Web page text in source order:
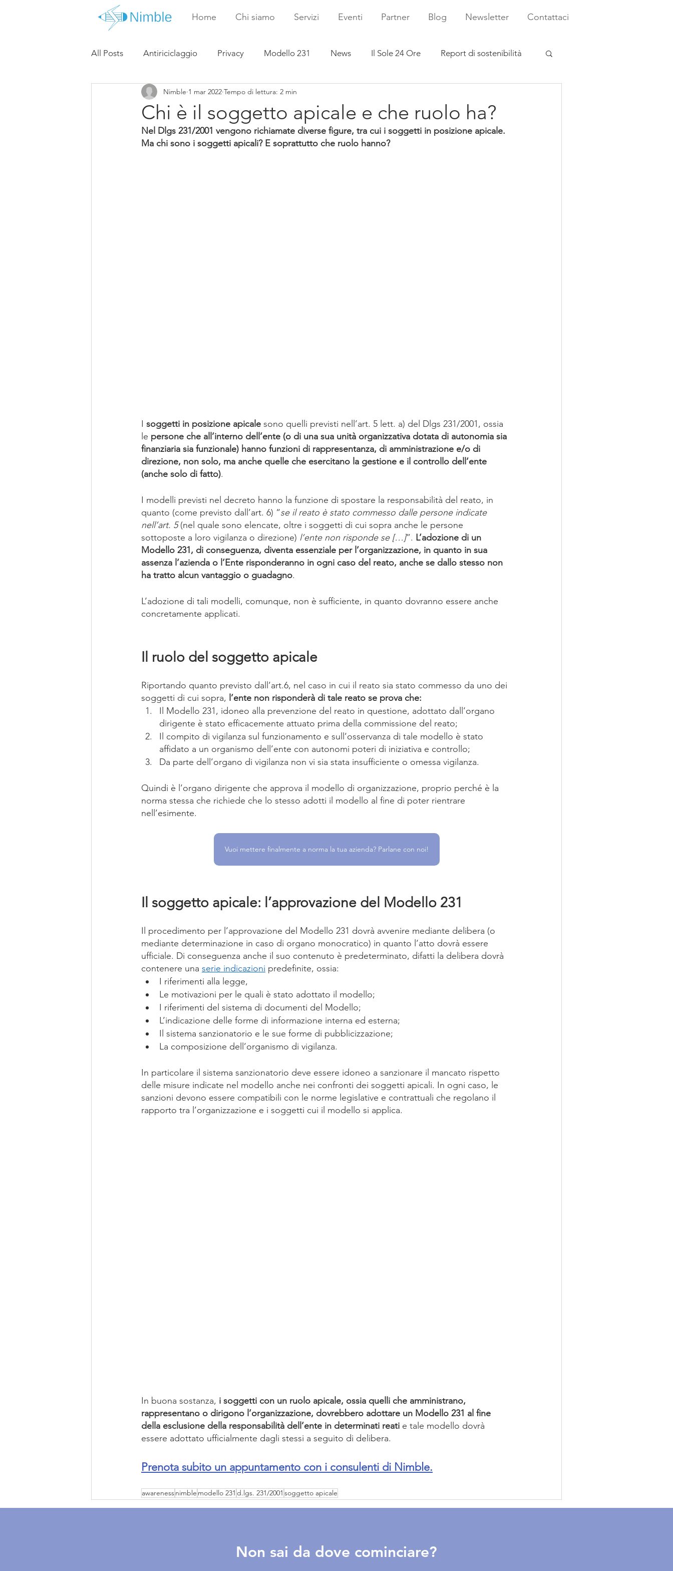
Home Chi siamo Servizi Eventi Partner Blog Newsletter Contattaci
All Posts Antiriciclaggio Privacy Modello 231 News Il Sole 24 Ore Report di sostenibilità
Chi è il soggetto apicale e che ruolo ha?
Nimble 1 mar 2022 Tempo di lettura: 2 min
Nel Dlgs 231/2001 vengono richiamate diverse figure, tra cui i soggetti in posizione apicale.
Ma chi sono i soggetti apicali? E soprattutto che ruolo hanno?
I soggetti in posizione apicale sono quelli previsti nell’art. 5 lett. a) del Dlgs 231/2001, ossia
le persone che all’interno dell’ente (o di una sua unità organizzativa dotata di autonomia sia
finanziaria sia funzionale) hanno funzioni di rappresentanza, di amministrazione e/o di
direzione, non solo, ma anche quelle che esercitano la gestione e il controllo dell’ente
(anche solo di fatto).
I modelli previsti nel decreto hanno la funzione di spostare la responsabilità del reato, in
quanto (come previsto dall’art. 6) “se il reato è stato commesso dalle persone indicate
nell’art. 5 (nel quale sono elencate, oltre i soggetti di cui sopra anche le persone
sottoposte a loro vigilanza o direzione) l’ente non risponde se […]”. L’adozione di un
Modello 231, di conseguenza, diventa essenziale per l’organizzazione, in quanto in sua
assenza l’azienda o l’Ente risponderanno in ogni caso del reato, anche se dallo stesso non
ha tratto alcun vantaggio o guadagno.
L’adozione di tali modelli, comunque, non è sufficiente, in quanto dovranno essere anche
concretamente applicati.
Il ruolo del soggetto apicale
Riportando quanto previsto dall’art.6, nel caso in cui il reato sia stato commesso da uno dei
soggetti di cui sopra, l’ente non risponderà di tale reato se prova che:
Il Modello 231, idoneo alla prevenzione del reato in questione, adottato dall’organo
dirigente è stato efficacemente attuato prima della commissione del reato;
Il compito di vigilanza sul funzionamento e sull’osservanza di tale modello è stato
affidato a un organismo dell’ente con autonomi poteri di iniziativa e controllo;
Da parte dell’organo di vigilanza non vi sia stata insufficiente o omessa vigilanza.
Quindi è l’organo dirigente che approva il modello di organizzazione, proprio perché è la
norma stessa che richiede che lo stesso adotti il modello al fine di poter rientrare
nell’esimente.
Vuoi mettere finalmente a norma la tua azienda? Parlane con noi!
Il soggetto apicale: l’approvazione del Modello 231
Il procedimento per l’approvazione del Modello 231 dovrà avvenire mediante delibera (o
mediante determinazione in caso di organo monocratico) in quanto l’atto dovrà essere
ufficiale. Di conseguenza anche il suo contenuto è predeterminato, difatti la delibera dovrà
contenere una serie indicazioni predefinite, ossia:
I riferimenti alla legge,
Le motivazioni per le quali è stato adottato il modello;
I riferimenti del sistema di documenti del Modello;
L’indicazione delle forme di informazione interna ed esterna;
Il sistema sanzionatorio e le sue forme di pubblicizzazione;
La composizione dell’organismo di vigilanza.
In particolare il sistema sanzionatorio deve essere idoneo a sanzionare il mancato rispetto
delle misure indicate nel modello anche nei confronti dei soggetti apicali. In ogni caso, le
sanzioni devono essere compatibili con le norme legislative e contrattuali che regolano il
rapporto tra l’organizzazione e i soggetti cui il modello si applica.
In buona sostanza, i soggetti con un ruolo apicale, ossia quelli che amministrano,
rappresentano o dirigono l’organizzazione, dovrebbero adottare un Modello 231 al fine
della esclusione della responsabilità dell’ente in determinati reati e tale modello dovrà
essere adottato ufficialmente dagli stessi a seguito di delibera.
Prenota subito un appuntamento con i consulenti di Nimble.
awarenessnimble modello 231 d.lgs. 231/2001 soggetto apicale
Non sai da dove cominciare?